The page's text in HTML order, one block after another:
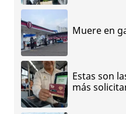
Muere en
Estas son
más